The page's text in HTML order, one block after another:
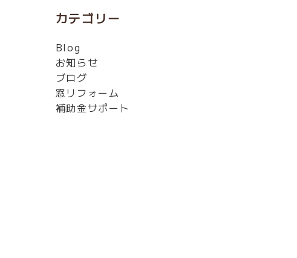
カテゴリー
Blog
お知らせ
ブログ
窓リフォーム
補助金サポート